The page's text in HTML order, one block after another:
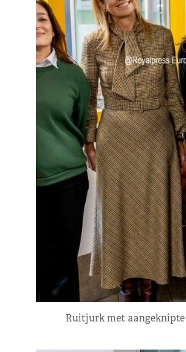
Ruitjurk met